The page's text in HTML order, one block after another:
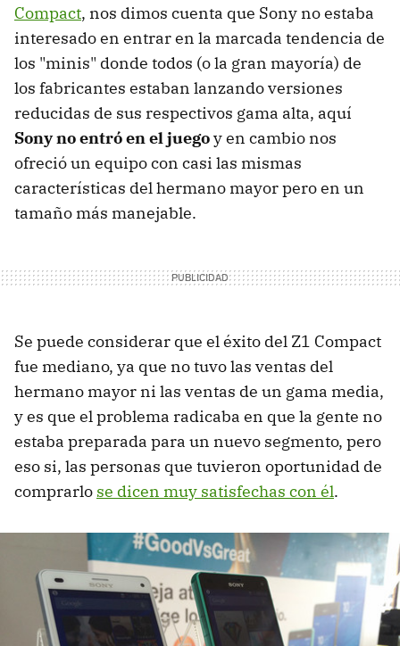
Compact, nos dimos cuenta que Sony no estaba
interesado en entrar en la marcada tendencia de
los "minis" donde todos (o la gran mayoría) de
los fabricantes estaban lanzando versiones
reducidas de sus respectivos gama alta, aquí
Sony no entró en el juegoy en cambio nos
ofreció un equipo con casi las mismas
características del hermano mayor pero en un
tamaño más manejable.
Se puede considerar que el éxito del Z1 Compact
fue mediano, ya que no tuvo las ventas del
hermano mayor ni las ventas de un gama media,
y es que el problema radicaba en que la gente no
estaba preparada para un nuevo segmento, pero
eso si, las personas que tuvieron oportunidad de
comprarlo se dicen muy satisfechas con él.